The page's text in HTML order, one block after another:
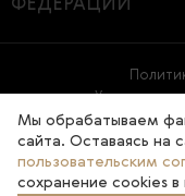
Мы обрабатываем
сайта. Оставаясь на
пользовательским
сохранение cookies в
Условия
2026 ©